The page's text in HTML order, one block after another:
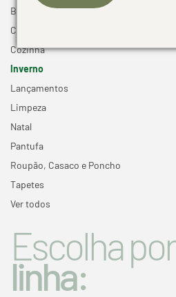
Banho +
Cama +
Cozinha
Inverno
Lançamentos
Limpeza
Natal
Pantufa
Roupão, Casaco e Poncho
Tapetes
Ver todos
Escolha por
linha: